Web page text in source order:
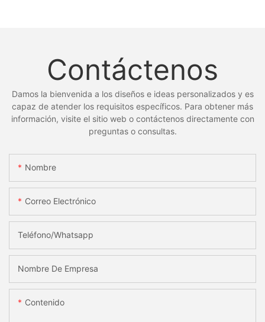
Contáctenos
Damos la bienvenida a los diseños e ideas personalizados y es
capaz de atender los requisitos específicos. Para obtener más
información, visite el sitio web o contáctenos directamente con
preguntas o consultas.
Nombre
Correo Electrónico
Teléfono/whatsapp
Nombre De Empresa
Contenido